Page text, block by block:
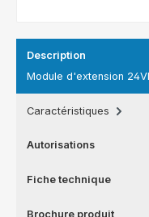
Description
Module d'extension
Caractéristiques
Autorisations
Fiche technique
Brochure produit